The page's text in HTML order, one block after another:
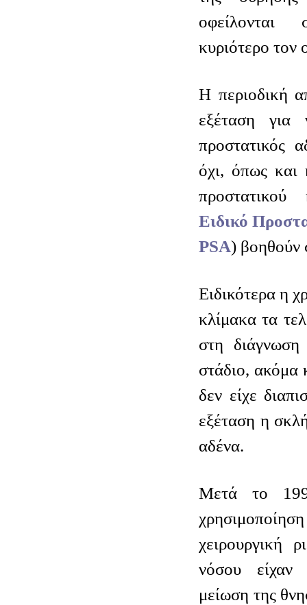
κυριότερο τον
Η περιοδική
εξέταση για
προστατικός
όχι, όπως και
Ειδικό
PSA) βοηθούν
Ειδικότερα η
κλίμακα τα
στη
στάδιο, ακόμα
δεν είχε
εξέταση η
αδένα.
Μετά το
χειρουργική
νόσου
μείωση της